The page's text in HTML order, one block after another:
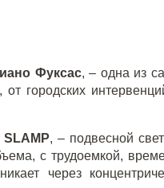
Фуксас, – одна из
городских
SLAMP, – подвесной
с трудоемкой,
через